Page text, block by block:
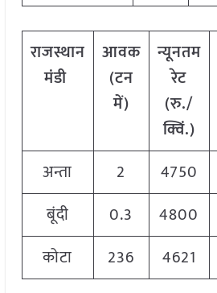
राजस्थान
मंडी
आवक
(टन
में)
न्यूनतम
रेट
(रु./
क्विं.)
अन्ता
2 4750
बूंदी
0.3 4800
कोटा
236 4621